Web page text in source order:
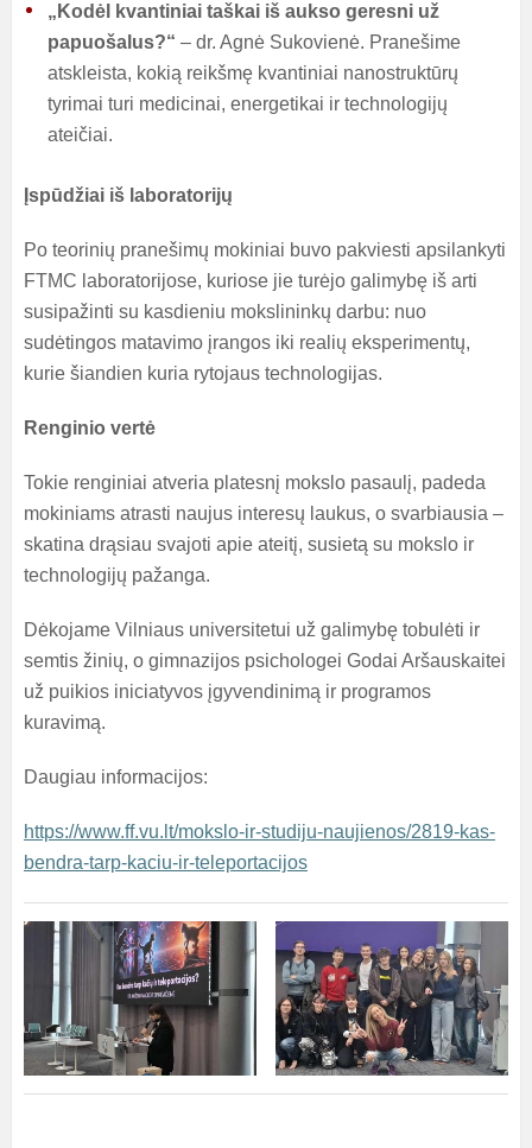
„Kodėl kvantiniai taškai iš aukso geresni už
papuošalus?“ – dr. Agnė Sukovienė. Pranešime
atskleista, kokią reikšmę kvantiniai nanostruktūrų
tyrimai turi medicinai, energetikai ir technologijų
ateičiai.
Įspūdžiai iš laboratorijų
Po teorinių pranešimų mokiniai buvo pakviesti apsilankyti
FTMC laboratorijose, kuriose jie turėjo galimybę iš arti
susipažinti su kasdieniu mokslininkų darbu: nuo
sudėtingos matavimo įrangos iki realių eksperimentų,
kurie šiandien kuria rytojaus technologijas.
Renginio vertė
Tokie renginiai atveria platesnį mokslo pasaulį, padeda
mokiniams atrasti naujus interesų laukus, o svarbiausia –
skatina drąsiau svajoti apie ateitį, susietą su mokslo ir
technologijų pažanga.
Dėkojame Vilniaus universitetui už galimybę tobulėti ir
semtis žinių, o gimnazijos psichologei Godai Aršauskaitei
už puikios iniciatyvos įgyvendinimą ir programos
kuravimą.
Daugiau informacijos:
https://www.ff.vu.lt/mokslo-ir-studiju-naujienos/2819-kas-
bendra-tarp-kaciu-ir-teleportacijos